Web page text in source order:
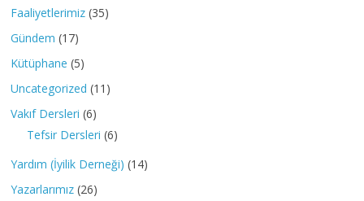
Faaliyetlerimiz (35)
Gündem (17)
Kütüphane (5)
Uncategorized (11)
Vakıf Dersleri (6)
Tefsir Dersleri (6)
Yardım (İyilik Derneği) (14)
Yazarlarımız (26)